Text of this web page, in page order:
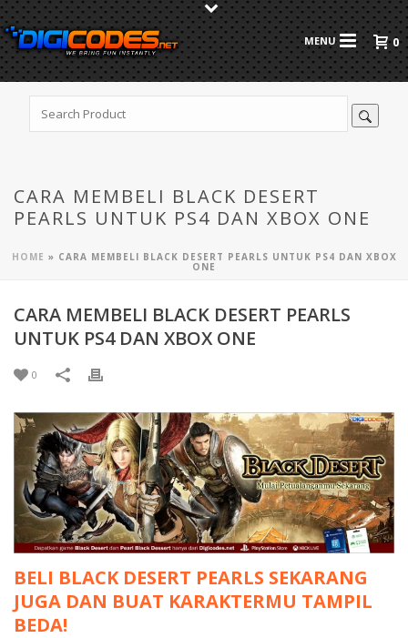
0
CARA MEMBELI BLACK DESERT
PEARLS UNTUK PS4 DAN XBOX ONE
HOME » CARA MEMBELI BLACK DESERT PEARLS UNTUK PS4 DAN XBOX
ONE
CARA MEMBELI BLACK DESERT PEARLS
UNTUK PS4 DAN XBOX ONE
0
BELI BLACK DESERT PEARLS SEKARANG
JUGA DAN BUAT KARAKTERMU TAMPIL
BEDA!